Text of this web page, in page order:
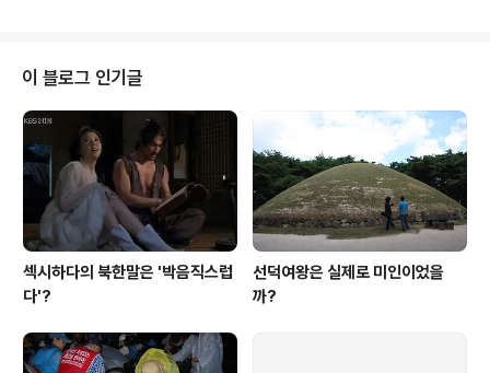
들자 오른편으로 드넓은 모래사장을 적시며 흐르는 강줄기
가 보인다. 바로 낙동강이다. 감동이 밀려온다. 아, 언제쯤
이면 우리는 이곳에 다다를 수 있을까. 구미종합터미널에
도착하니 아직 두 시간이나 남았다. 먼저 육개장으로 허기
진 창자부터 달랬다. 그러고도 한 시간 반이 남았다. 어떻게
시간을 보내지? 생각하다 터미널..
이 블로그 인기글
섹시하다의 북한말은 '박음직스럽
다'?
선덕여왕은 실제로 미인이었을
까?